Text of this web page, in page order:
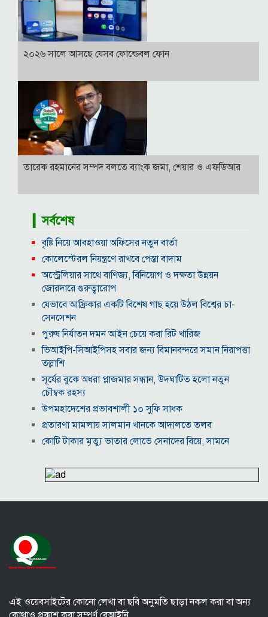
২০২৬ সালে আসছে যেসব ফোল্ডেবল ফোন
তারেক রহমানের সম্পদ বলতে ব্যাংক জমা, শেয়ার ও এফডিআর
▎সর্বশেষ
বৃষ্টি নিয়ে আবহাওয়া অফিসের নতুন বার্তা
কোলেস্টেরল নিয়ন্ত্রণে রাখবে পেস্তা বাদাম
অস্ট্রেলিয়ার সাথে বাণিজ্য, বিনিয়োগ ও দক্ষতা উন্নয়ন
জোরদারে গুরুত্বারোপ
যেভাবে আফ্রিকার একটি বিশেষ গাছ হয়ে উঠল বিশ্বের চা-
সেনসেশন
পুরুষ নির্যাতন দমন আইন চেয়ে করা রিট খারিজ
ভিআইপি-সিআইপিসহ সবার জন্য বিমানবন্দরে সমান নিরাপত্তা
তল্লাশি
সূর্যের বুকে অধরা প্লাজমার সন্ধান, উদ্ঘাটিত হলো নতুন
চৌম্বক রহস্য
উপমহাদেশের প্রভাবশালী ১০ সুফি সাধক
প্রতারণা মামলায় সালমান খানকে আদালতে তলব
কোটি টাকার মৃত্যু ভাতার লোভে সেনাদের বিয়ে, সামনে
হিরোশিমা-নাগাসাকি হামলার ৮১ বছর: বর্তমান বিশ্বে
পারমাণবিক পরিস্থিতি কি?
বাংলাদেশি টাকায় আজকের মুদ্রা বিনিময় হার
বিতর্কিত প্রস্তাবের জন্য ক্ষমা চাইলেন ফিফা সভাপতি
ইরান-ওমান আলোচনা ঘিরে বিশ্ববাজারে কমল জ্বালানি
এই ওয়েবসাইটের কোনো লেখা বা ছবি অনুমতি ছাড়া নকল করা বা অন্য